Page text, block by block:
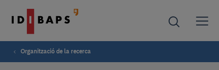
Organització de la recerca